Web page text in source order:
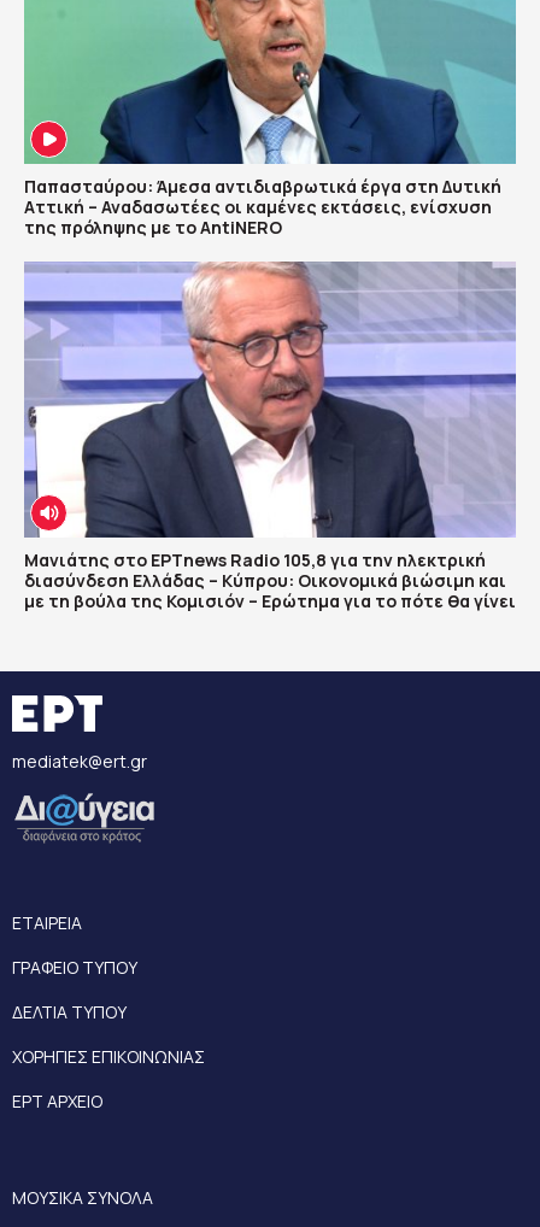
Παπασταύρου: Άμεσα αντιδιαβρωτικά έργα στη Δυτική
Αττική – Αναδασωτέες οι καμένες εκτάσεις, ενίσχυση
της πρόληψης με το AntiNERO
Μανιάτης στο ΕΡΤnews Radio 105,8 για την ηλεκτρική
διασύνδεση Ελλάδας – Κύπρου: Οικονομικά βιώσιμη και
με τη βούλα της Κομισιόν – Ερώτημα για το πότε θα γίνει
mediatek@ert.gr
ΕΤΑΙΡΕΙΑ
ΓΡΑΦΕΙΟ ΤΥΠΟΥ
ΔΕΛΤΙΑ ΤΥΠΟΥ
ΧΟΡΗΓΙΕΣ ΕΠΙΚΟΙΝΩΝΙΑΣ
ΕΡΤ ΑΡΧΕΙΟ
ΜΟΥΣΙΚΑ ΣΥΝΟΛΑ